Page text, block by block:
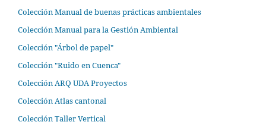
Colección Manual de buenas prácticas ambientales
Colección Manual para la Gestión Ambiental
Colección "Árbol de papel"
Colección "Ruido en Cuenca"
Colección ARQ UDA Proyectos
Colección Atlas cantonal
Colección Taller Vertical